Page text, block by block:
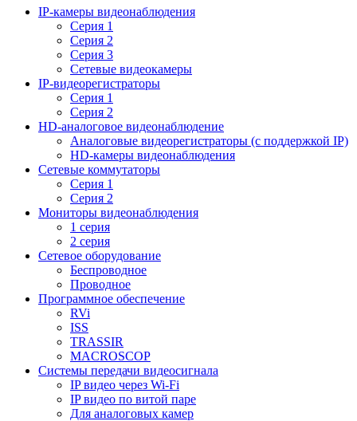
IP-камеры видеонаблюдения
Серия 1
Серия 2
Серия 3
Сетевые видеокамеры
IP-видеорегистраторы
Серия 1
Серия 2
HD-аналоговое видеонаблюдение
Aналоговые видеорегистраторы (с поддержкой IP)
HD-камеры видеонаблюдения
Сетевые коммутаторы
Серия 1
Серия 2
Мониторы видеонаблюдения
1 серия
2 серия
Сетевое оборудование
Беспроводное
Проводное
Программное обеспечение
RVi
ISS
TRASSIR
MACROSCOP
Системы передачи видеосигнала
IP видео через Wi-Fi
IP видео по витой паре
Для аналоговых камер